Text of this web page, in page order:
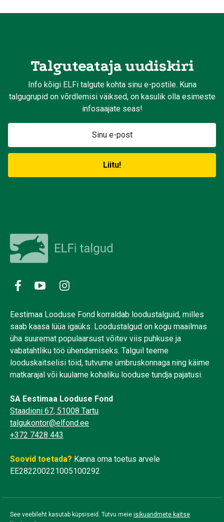
Talguteataja uudiskiri
Info kõigi ELFi talgute kohta sinu e-postile. Kuna
talgugrupid on võrdlemisi väiksed, on kasulik olla esimeste
infosaajate seas!
Eestimaa Looduse Fond korraldab loodustalguid, milles
saab kaasa lüüa igaüks. Loodustalgud on kogu maailmas
üha suuremat populaarsust võitev viis puhkuse ja
vabatahtliku töö ühendamiseks. Talguil teeme
looduskaitselisi töid, tutvume ümbruskonnaga ning käime
matkarajal või kuulame kohaliku looduse tundja pajatusi.
SA Eestimaa Looduse Fond
Staadioni 67, 51008 Tartu
talgukontor@elfond.ee
+372 7428 443
Soovid toetada? Kanna oma toetus arvele
EE282200221005100292
See veebileht kasutab küpsiseid. Tutvu meie isikuandmete kaitse